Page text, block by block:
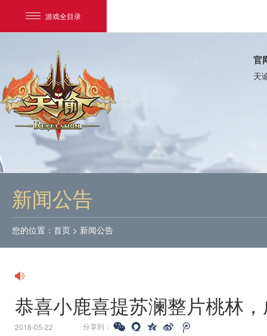
游戏全目录
网易游戏
我的足迹：
官
天
新闻公告
您的位置： 首页 > 新闻公告
恭喜小鹿喜提苏澜整片桃林
2018-05-22 分享到：